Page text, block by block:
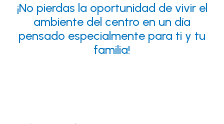
¡No pierdas la oportunidad de vivir el
ambiente del centro en un día
pensado especialmente para ti y tu
familia!